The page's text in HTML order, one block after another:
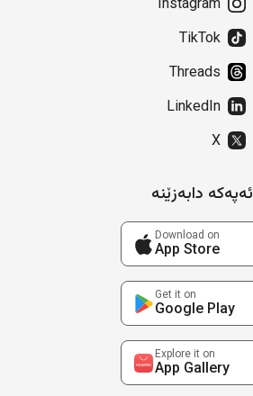
Instagram
TikTok
Threads
LinkedIn
X
ئەپەکە دابەزێنە
Download on
App Store
Get it on
Google Play
Explore it on
App Gallery